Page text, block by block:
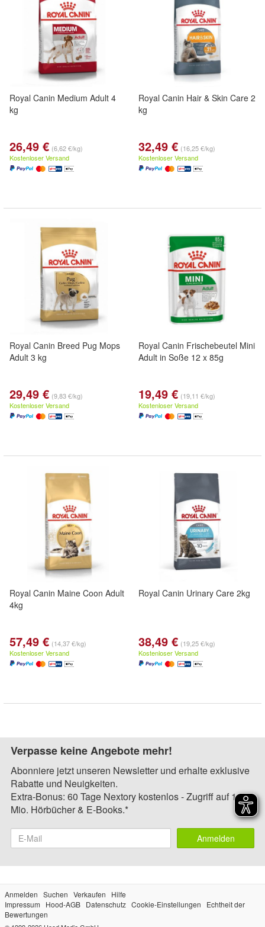
Royal Canin Medium Adult 4
kg
26,49 € (6,62 €/kg)
Kostenloser Versand
Royal Canin Hair & Skin Care 2
kg
32,49 € (16,25 €/kg)
Kostenloser Versand
Royal Canin Breed Pug Mops
Adult 3 kg
29,49 € (9,83 €/kg)
Kostenloser Versand
Royal Canin Frischebeutel Mini
Adult in Soße 12 x 85g
19,49 € (19,11 €/kg)
Kostenloser Versand
Royal Canin Maine Coon Adult
4kg
57,49 € (14,37 €/kg)
Kostenloser Versand
Royal Canin Urinary Care 2kg
38,49 € (19,25 €/kg)
Kostenloser Versand
Verpasse keine Angebote mehr!
Abonniere jetzt unseren Newsletter und erhalte exklusive
Rabatte und Neuigkeiten.
Extra-Bonus: 60 Tage Nextory kostenlos - Zugriff auf 1,4
Mio. Hörbücher & E-Books.*
Anmelden
Anmelden Suchen Verkaufen
Hilfe
Impressum
Hood-AGB Datenschutz Cookie-Einstellungen
Echtheit der
Bewertungen